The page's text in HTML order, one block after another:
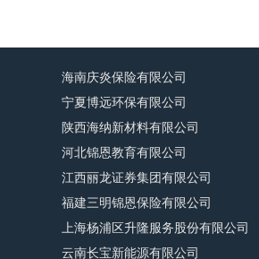
海南庆炎保险有限公司
宁夏博远环保有限公司
陕西海纳新材料有限公司
河北锦恩教育有限公司
江西丽龙证券集团有限公司
福建三明锦恩保险有限公司
上海杨浦区升隆服务股份有限公司
云南长宝新能源有限公司